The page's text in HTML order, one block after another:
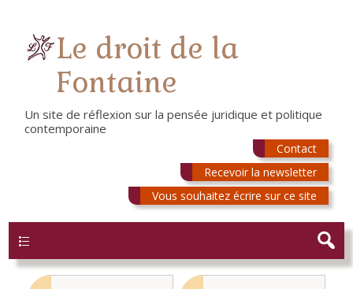
Le droit de la
Fontaine
Un site de réflexion sur la pensée juridique et politique
contemporaine
Contact
Recevoir la newsletter
Vous souhaitez écrire sur ce site